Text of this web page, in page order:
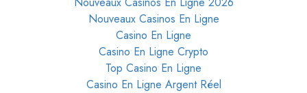
Nouveaux Casinos En Ligne
Casino En Ligne
Casino En Ligne Crypto
Top Casino En Ligne
Casino En Ligne Argent Réel